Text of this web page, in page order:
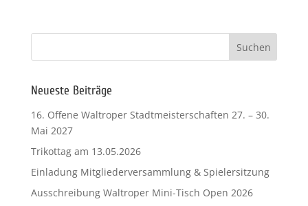
Neueste Beiträge
16. Offene Waltroper Stadtmeisterschaften 27. – 30.
Mai 2027
Trikottag am 13.05.2026
Einladung Mitgliederversammlung & Spielersitzung
Ausschreibung Waltroper Mini-Tisch Open 2026